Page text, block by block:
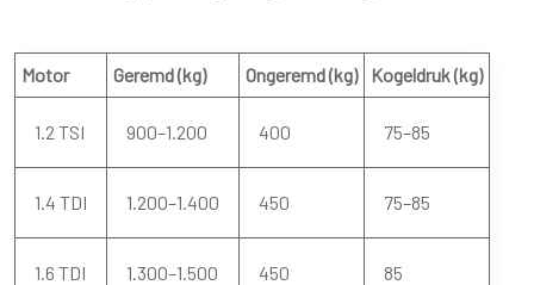
Motor Geremd (kg) Ongeremd (kg) Kogeldruk (kg)
1.2 TSI 900–1.200 400 75–85
1.4 TDI 1.200–1.400 450 75–85
1.6 TDI 1.300–1.500 450 85